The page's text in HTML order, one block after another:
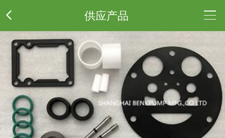
供应产品
公
供
采
荣